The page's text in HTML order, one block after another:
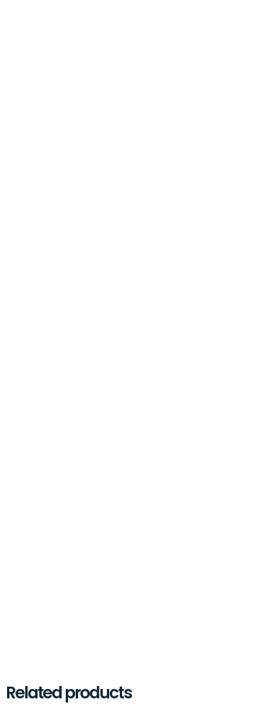
Related products